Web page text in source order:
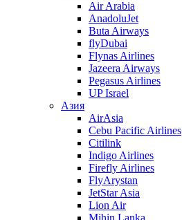
Air Arabia
AnadoluJet
Buta Airways
flyDubai
Flynas Airlines
Jazeera Airways
Pegasus Airlines
UP Israel
Азия
AirAsia
Cebu Pacific Airlines
Citilink
Indigo Airlines
Firefly Airlines
FlyArystan
JetStar Asia
Lion Air
Mihin Lanka